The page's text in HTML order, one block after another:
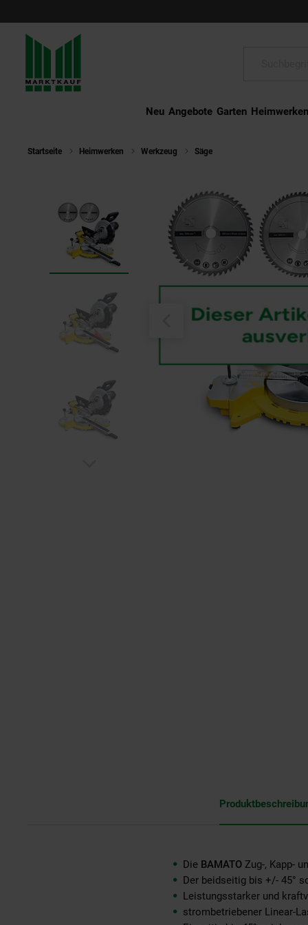
Neu Angebote Garten Heimwerken
Startseite Heimwerken Werkzeug Säge
Die BAMATO Zug-, Kapp-
Der beidseitig bis +/- 45°
Leistungsstarker und
strombetriebener Linear-